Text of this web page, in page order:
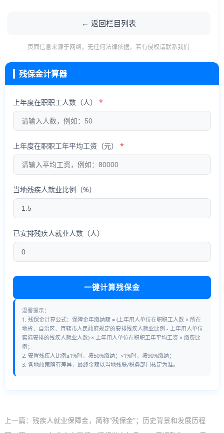
← 返回栏目列表
页面信息来源于网络，无任何法律依据，若有侵权请联系我们
残保金计算器
上年度在职职工人数（人）
上年度在职职工年平均工资（元）
当地残疾人就业比例（%）
已安排残疾人就业人数（人）
一键计算残保金
温馨提示：
1. 残保金计算公式：保障金年缴纳额 = (上年用人单位在职职工人数 × 所在
地省、自治区、直辖市人民政府规定的安排残疾人就业比例 - 上年用人单位
实际安排的残疾人就业人数) × 上年用人单位在职职工年平均工资 × 缴费比
例；
2. 安置残疾人比例≥1%时，按50%缴纳；<1%时，按90%缴纳；
3. 各地政策略有差异，最终金额以当地残联/税务部门核定为准。
上一篇： 残疾人就业保障金，简称“残保金”；历史背景和发展历程